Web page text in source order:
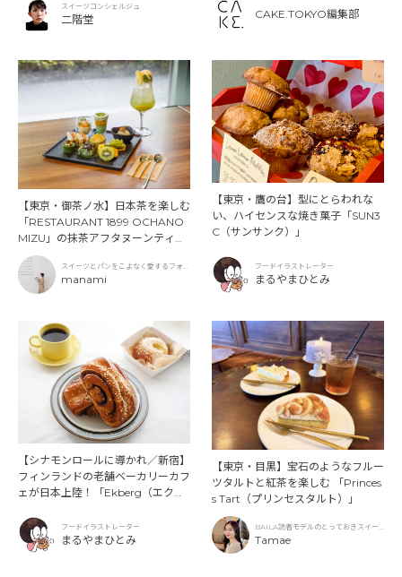
スイーツコンシェルジュ
二階堂 CAKE.TOKYO編集部
【東京・御茶ノ水】日本茶を楽しむ
「RESTAURANT 1899 OCHANO
MIZU」の抹茶アフタヌーンティー
と新作クリームソーダ
スイーツとパンをこよなく愛するフォト
グラファー
manami
【東京・鷹の台】型にとらわれな
い、ハイセンスな焼き菓子「SUN3
C（サンサンク）」
フードイラストレーター
まるやまひとみ
【シナモンロールに導かれ／新宿】
フィンランドの老舗ベーカリーカフ
ェが日本上陸！「Ekberg（エクベ
フードイラストレーター
まるやまひとみ
【東京・目黒】宝石のようなフルー
ツタルトと紅茶を楽しむ 「Princes
s Tart（プリンセスタルト）」
BAILA読者モデルのとっておきスイー
ツ
Tamae